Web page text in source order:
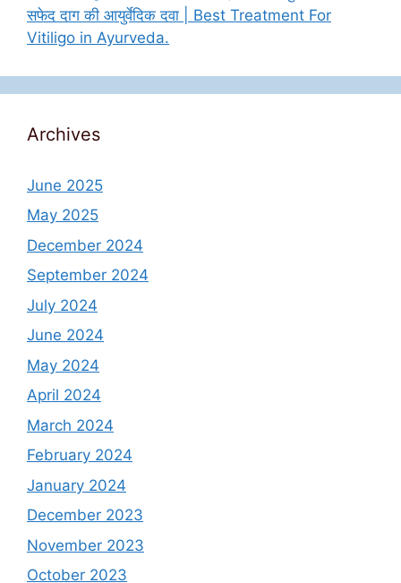
सफेद दाग की आयुर्वेदिक दवा | Best Treatment For
Vitiligo in Ayurveda.
Archives
June 2025
May 2025
December 2024
September 2024
July 2024
June 2024
May 2024
April 2024
March 2024
February 2024
January 2024
December 2023
November 2023
October 2023